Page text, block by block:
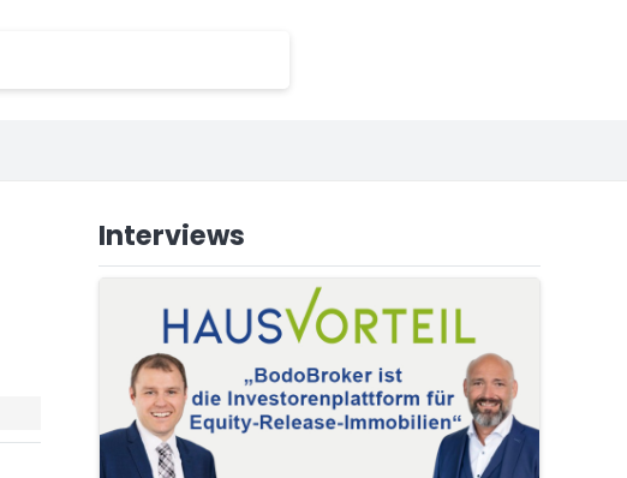
Interviews